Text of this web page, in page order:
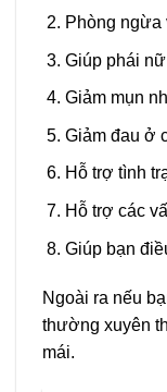
Phòng ngừa
Giúp phái
Giảm mụn
Giảm đau ở
Hỗ trợ tình
Hỗ trợ các
Giúp bạn
Ngoài ra nếu
thường xuyên
mái.